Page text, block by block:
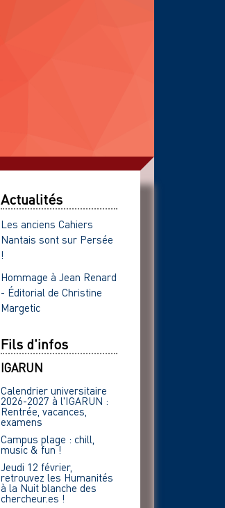
Actualités
Les anciens Cahiers
Nantais sont sur Persée
!
Hommage à Jean Renard
- Éditorial de Christine
Margetic
Fils d'infos
IGARUN
Calendrier universitaire
2026-2027 à l'IGARUN :
Rentrée, vacances,
examens
Campus plage : chill,
music & fun !
Jeudi 12 février,
retrouvez les Humanités
à la Nuit blanche des
chercheur.es !